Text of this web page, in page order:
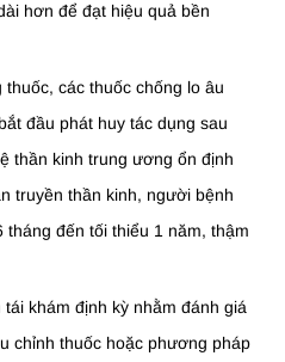
hơn để đạt hiệu quả bền
các thuốc chống lo âu
đầu phát huy tác dụng sau
thần kinh trung ương ổn định
truyền thần kinh, người bệnh
đến tối thiểu 1 năm, thậm
khám định kỳ nhằm đánh giá
chỉnh thuốc hoặc phương pháp